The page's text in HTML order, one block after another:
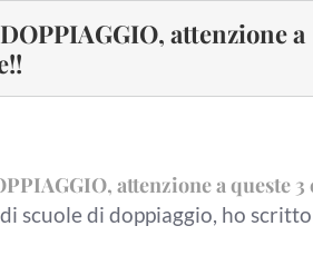
attenzione a
attenzione a queste 3
scuole di doppiaggio, ho